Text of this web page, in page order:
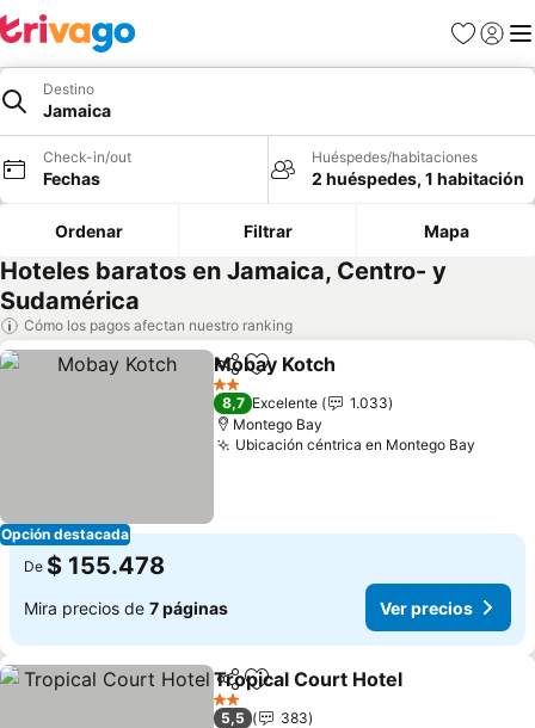
Favoritos
Iniciar
Destino
Jamaica
Check-in/out
Fechas
Huéspedes/habitaciones
2 huéspedes, 1 habitación
Ordenar Filtrar Mapa
Hoteles baratos en Jamaica, Centro- y
Sudamérica
Cómo los pagos afectan nuestro ranking
Opción destacada
CompartirAgregar a favoritos
Mobay Kotch
2 Estrellas
8,7 Excelente
1.033
Montego Bay
Ubicación céntrica en Montego Bay
De $ 155.478
Mira precios de 7 páginas Ver precios
Compartir
Agregar a favoritos
Tropical Court Hotel
2 Estrellas
5,5
383